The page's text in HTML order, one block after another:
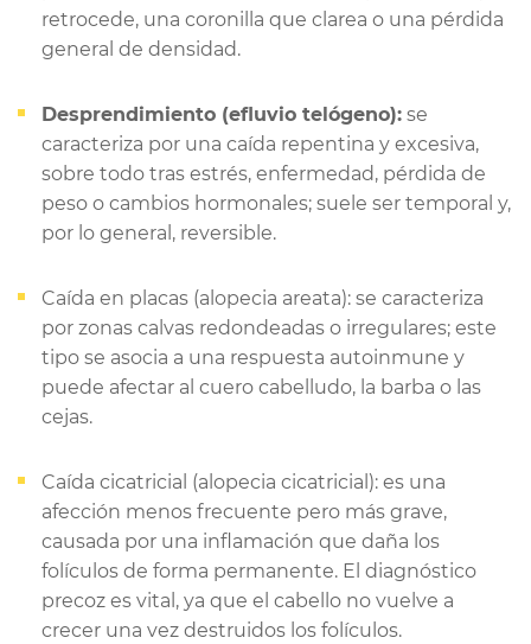
retrocede, una coronilla que clarea o una pérdida
general de densidad.
Desprendimiento (efluvio telógeno): se
caracteriza por una caída repentina y excesiva,
sobre todo tras estrés, enfermedad, pérdida de
peso o cambios hormonales; suele ser temporal y,
por lo general, reversible.
Caída en placas (alopecia areata): se caracteriza
por zonas calvas redondeadas o irregulares; este
tipo se asocia a una respuesta autoinmune y
puede afectar al cuero cabelludo, la barba o las
cejas.
Caída cicatricial (alopecia cicatricial): es una
afección menos frecuente pero más grave,
causada por una inflamación que daña los
folículos de forma permanente. El diagnóstico
precoz es vital, ya que el cabello no vuelve a
crecer una vez destruidos los folículos.